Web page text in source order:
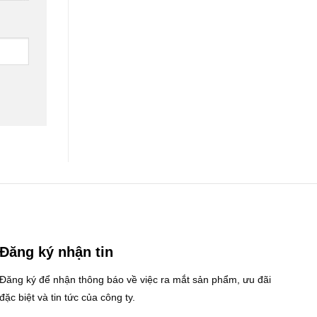
Đăng ký nhận tin
Đăng ký để nhận thông báo về việc ra mắt sản phẩm, ưu đãi
đặc biệt và tin tức của công ty.